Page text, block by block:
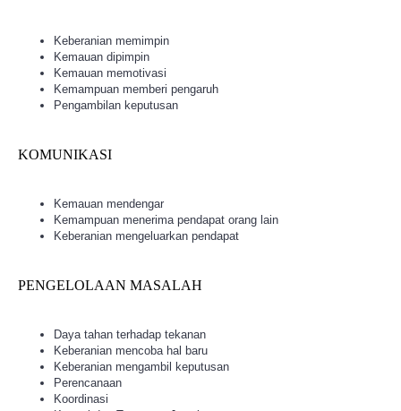
Keberanian memimpin
Kemauan dipimpin
Kemauan memotivasi
Kemampuan memberi pengaruh
Pengambilan keputusan
KOMUNIKASI
Kemauan mendengar
Kemampuan menerima pendapat orang lain
Keberanian mengeluarkan pendapat
PENGELOLAAN MASALAH
Daya tahan terhadap tekanan
Keberanian mencoba hal baru
Keberanian mengambil keputusan
Perencanaan
Koordinasi